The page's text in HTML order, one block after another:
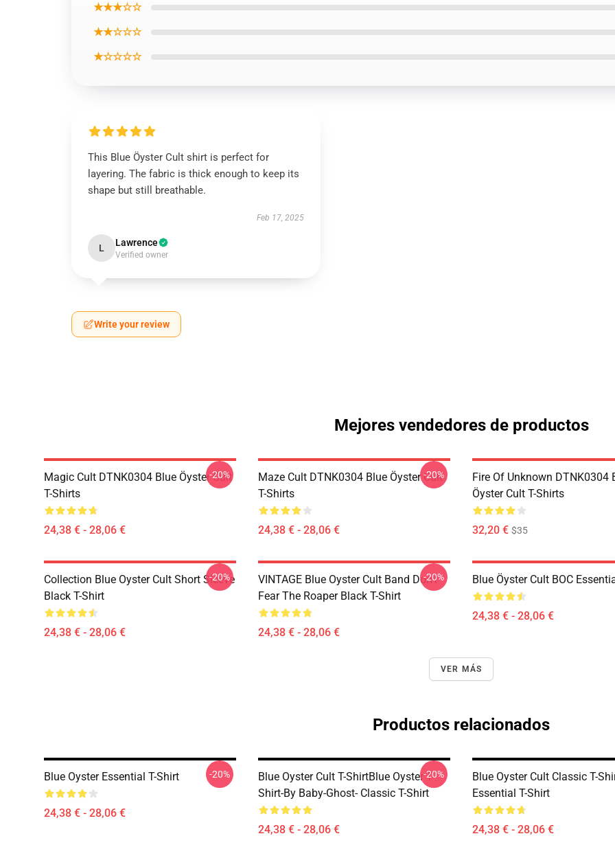
★★★☆☆
★★☆☆☆
★☆☆☆☆
This Blue Öyster Cult shirt is perfect for
layering. The fabric is thick enough to keep its
shape but still breathable.
Feb 17, 2025
L Lawrence
Verified owner
Write your review
Mejores vendedores de productos
Magic Cult DTNK0304 Blue Öyster Cult
T-Shirts
24,38 € - 28,06 €
-20%
Maze Cult DTNK0304 Blue Öyster Cult
T-Shirts
24,38 € - 28,06 €
-20%
Fire Of Unknown DTNK0304
Öyster Cult T-Shirts
32,20 € $35
Collection Blue Oyster Cult Short Sleeve
Black T-Shirt
24,38 € - 28,06 €
-20%
VINTAGE Blue Oyster Cult Band Don't
Fear The Roaper Black T-Shirt
24,38 € - 28,06 €
-20% Blue Öyster Cult BOC
24,38 € - 28,06 €
VER MÁS
Productos relacionados
Blue Oyster Essential T-Shirt
24,38 € - 28,06 €
-20%
Blue Oyster Cult T-ShirtBlue Oyster T-
Shirt-By Baby-Ghost- Classic T-Shirt
24,38 € - 28,06 €
-20%
Blue Oyster Cult Classic T-
Essential T-Shirt
24,38 € - 28,06 €